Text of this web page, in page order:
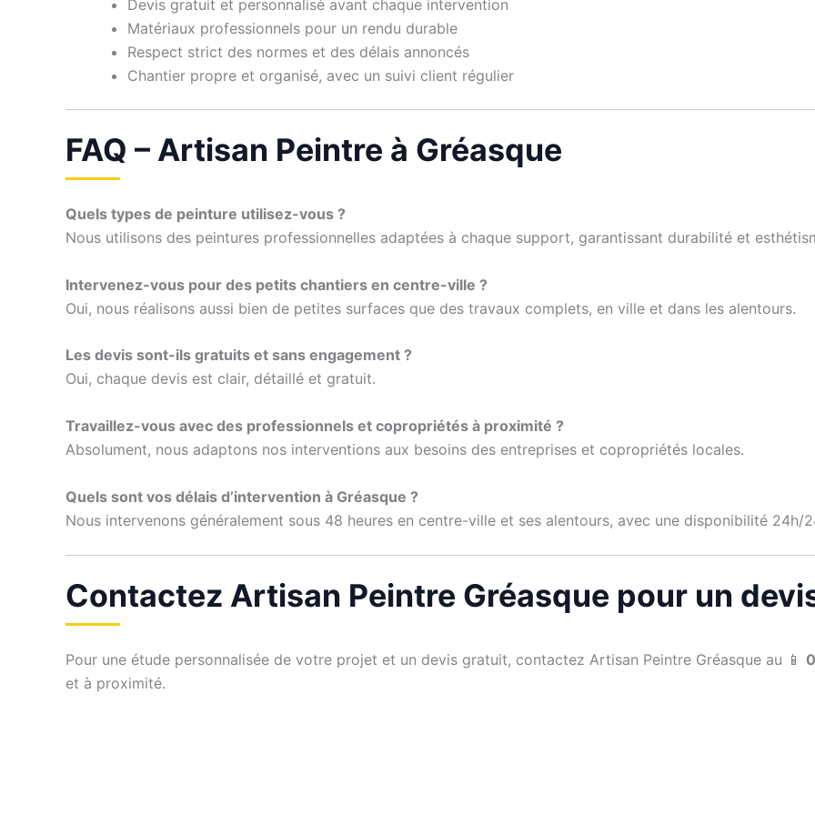
Devis gratuit et personnalisé avant chaque intervention
Matériaux professionnels pour un rendu durable
Respect strict des normes et des délais annoncés
Chantier propre et organisé, avec un suivi client régulier
FAQ – Artisan Peintre à Gréasque
Quels types de peinture utilisez-vous ?
Nous utilisons des peintures professionnelles adaptées à chaque support, garantissant durabilité et
Intervenez-vous pour des petits chantiers en centre-ville ?
Oui, nous réalisons aussi bien de petites surfaces que des travaux complets, en ville et dans les alentours.
Les devis sont-ils gratuits et sans engagement ?
Oui, chaque devis est clair, détaillé et gratuit.
Travaillez-vous avec des professionnels et copropriétés à proximité ?
Absolument, nous adaptons nos interventions aux besoins des entreprises et copropriétés locales.
Quels sont vos délais d’intervention à Gréasque ?
Nous intervenons généralement sous 48 heures en centre-ville et ses alentours, avec une disponibilité 24h/
Contactez Artisan Peintre Gréasque pour un
Pour une étude personnalisée de votre projet et un devis gratuit, contactez Artisan Peintre Gréasque au 📱
et à proximité.